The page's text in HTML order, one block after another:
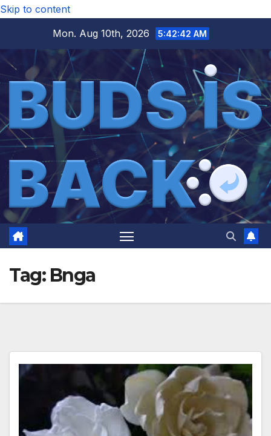
Skip to content
Mon. Aug 10th, 2026
5:42:43 AM
Tag: Bnga